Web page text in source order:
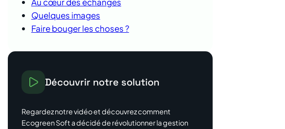
Quelques images
Faire bouger les choses ?
Découvrir notre solution
Regardez notre vidéo et découvrez comment
Ecogreen Soft a décidé de révolutionner la gestion